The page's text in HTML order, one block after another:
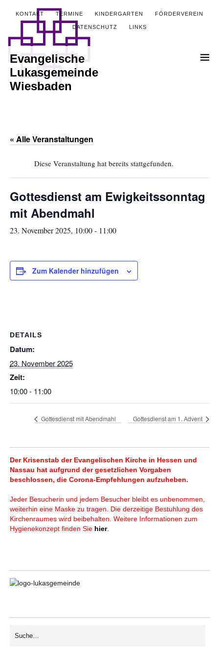
KONTAKT TERMINE KINDERGARTEN FÖRDERVEREIN
DATENSCHUTZ LINKS
Evangelische
Lukasgemeinde
Wiesbaden
« Alle Veranstaltungen
Diese Veranstaltung hat bereits stattgefunden.
Gottesdienst am Ewigkeitssonntag
mit Abendmahl
23. November 2025, 10:00- 11:00
Zum Kalender hinzufügen
DETAILS
Datum:
23. November 2025
Zeit:
10:00 - 11:00
Gottesdienst mit Abendmahl Gottesdienst am 1. Advent
Der Krisenstab der Evangelischen Kirche in Hessen und
Nassau hat aufgrund der gesetzlichen Vorgaben
beschlossen, die Corona-Empfehlungen aufzuheben.
Jeder Besucherin und jedem Besucher bleibt es unbenommen,
weiterhin eine Maske zu tragen. Die derzeitige Bestuhlung des
Kirchenraumes wird beibehalten. Weitere Informationen zum
Hygienekonzept finden Sie hier.